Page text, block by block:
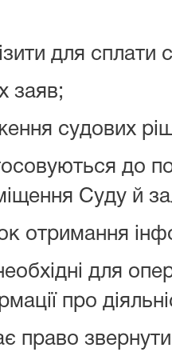
для сплати
заяв;
судових
до
Суду й
отримання
для
про
право